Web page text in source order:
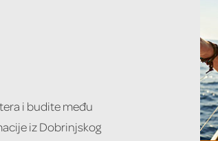
i budite među
iz Dobrinjskog